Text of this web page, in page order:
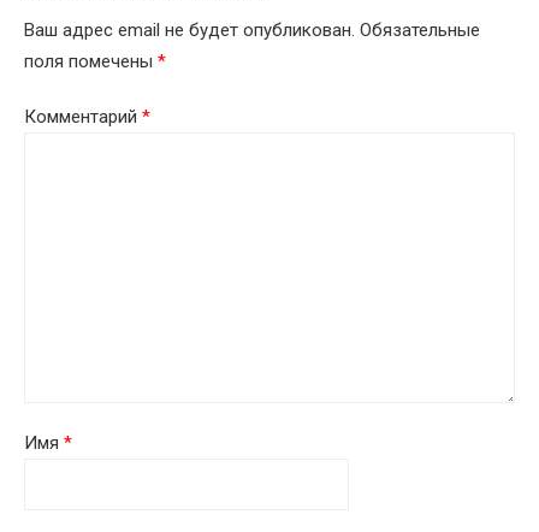
Ваш адрес email не будет опубликован. Обязательные
поля помечены *
Комментарий *
Имя *